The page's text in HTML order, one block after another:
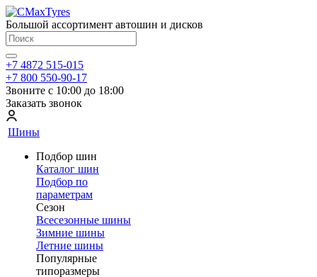
Большой ассортимент автошин и дисков
+7 4872 515-015
+7 800 550-90-17
Звоните с 10:00 до 18:00
Заказать звонок
Шины
Подбор шин
Каталог шин
Подбор по
параметрам
Сезон
Всесезонные шины
Зимние шины
Летние шины
Популярные
типоразмеры